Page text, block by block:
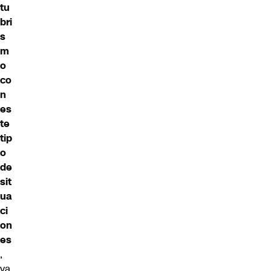
tu
bri
s
m
o
co
n
es
te
tip
o
de
sit
ua
ci
on
es
,